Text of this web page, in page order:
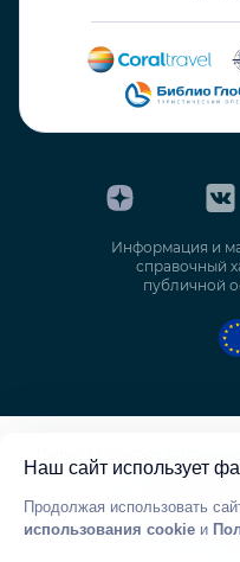
Информация и
справочный
публичной
Политика
Политика
Согласие на
Наш сайт использует
Продолжая использовать
использования cookie и